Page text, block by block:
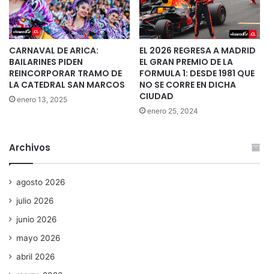
CARNAVAL DE ARICA:
BAILARINES PIDEN
REINCORPORAR TRAMO DE
LA CATEDRAL SAN MARCOS
enero 13, 2025
EL 2026 REGRESA A MADRID
EL GRAN PREMIO DE LA
FORMULA 1: DESDE 1981 QUE
NO SE CORRE EN DICHA
CIUDAD
enero 25, 2024
Archivos
agosto 2026
julio 2026
junio 2026
mayo 2026
abril 2026